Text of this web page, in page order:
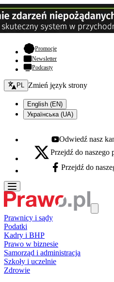
Promocje- otwiera się w nowej
Newsletter
Podcasty
Zmień język - bieżący:
PL Zmień język strony
English (EN)
Українська (UA)
Youtube - otwiera się w
Odwiedź nasz
X - otwiera się w nowej karcie
Przejdź do
Facebook - otwiera się w
Przejdź do
Prawnicy i sądy
Podatki
Kadry i BHP
Prawo w biznesie
Samorząd i administracja
Szkoły i uczelnie
Zdrowie